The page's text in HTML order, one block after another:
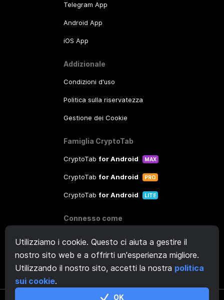
Utilizziamo i cookie. Questo ci aiuta a gestire il
nostro sito web e a offrirti un'esperienza migliore.
Utilizzando il nostro sito, accetti la nostra politica
sui cookie.
OK
Telegram App
Android App
iOS App
Addizionale
Condizioni d'uso
Politica sulla riservatezza
Gestione dei Cookie
Famiglia CryptoTab
CryptoTab for Android MAX
CryptoTab for Android PRO
CryptoTab for Android LITE
Connesso come
Contatta l'assistenza qui
Altre richieste:info@ctpool.net